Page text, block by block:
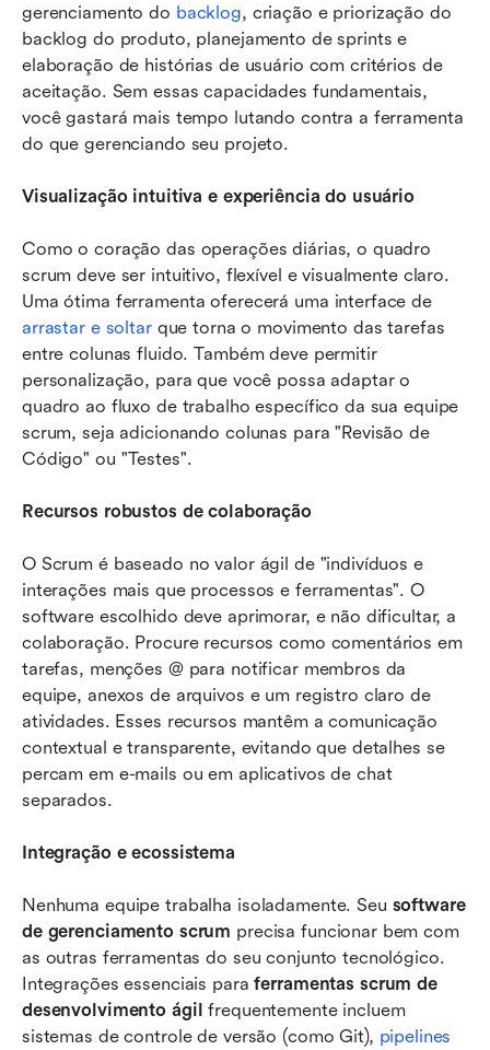
gerenciamento do backlog, criação e priorização do
backlog do produto, planejamento de sprints e
elaboração de histórias de usuário com critérios de
aceitação. Sem essas capacidades fundamentais,
você gastará mais tempo lutando contra a ferramenta
do que gerenciando seu projeto.
Visualização intuitiva e experiência do usuário
Como o coração das operações diárias, o quadro
scrum deve ser intuitivo, flexível e visualmente claro.
Uma ótima ferramenta oferecerá uma interface de
arrastar e soltar que torna o movimento das tarefas
entre colunas fluido. Também deve permitir
personalização, para que você possa adaptar o
quadro ao fluxo de trabalho específico da sua equipe
scrum, seja adicionando colunas para "Revisão de
Código" ou "Testes".
Recursos robustos de colaboração
O Scrum é baseado no valor ágil de "indivíduos e
interações mais que processos e ferramentas". O
software escolhido deve aprimorar, e não dificultar, a
colaboração. Procure recursos como comentários em
tarefas, menções @ para notificar membros da
equipe, anexos de arquivos e um registro claro de
atividades. Esses recursos mantêm a comunicação
contextual e transparente, evitando que detalhes se
percam em e-mails ou em aplicativos de chat
separados.
Integração e ecossistema
Nenhuma equipe trabalha isoladamente. Seu software
de gerenciamento scrum precisa funcionar bem com
as outras ferramentas do seu conjunto tecnológico.
Integrações essenciais para ferramentas scrum de
desenvolvimento ágil frequentemente incluem
sistemas de controle de versão (como Git), pipelines